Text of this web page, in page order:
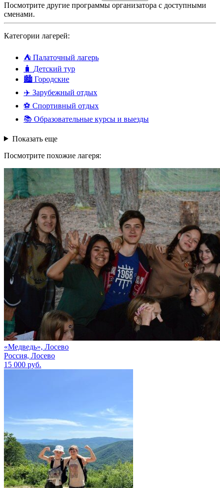
Посмотрите другие программы организатора с доступными
сменами.
Категории лагерей:
⛺ Палаточный лагерь
🧳 Детский тур
🏙️ Городские
✈️ Зарубежный отдых
⚽ Спортивный отдых
📚 Образовательные курсы и выезды
Показать еще
Посмотрите похожие лагеря:
«Медведь», Лосево
Россия, Лосево
15 000 руб.